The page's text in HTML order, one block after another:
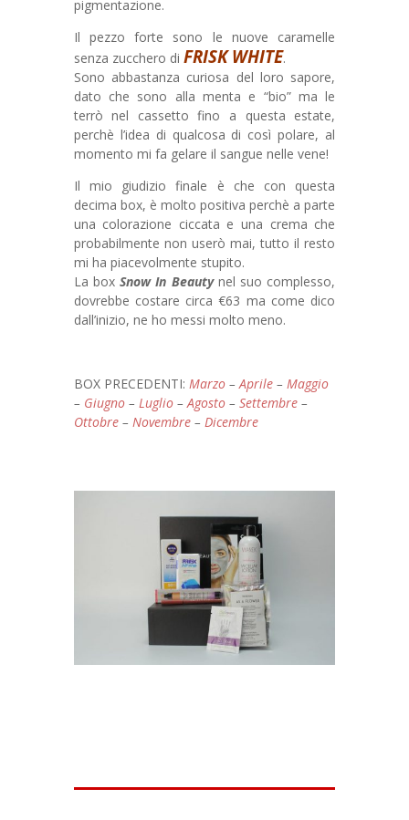
pigmentazione.
Il pezzo forte sono le nuove caramelle
senza zucchero di FRISK WHITE.
Sono abbastanza curiosa del loro sapore,
dato che sono alla menta e “bio” ma le
terrò nel cassetto fino a questa estate,
perchè l’idea di qualcosa di così polare, al
momento mi fa gelare il sangue nelle vene!
Il mio giudizio finale è che con questa
decima box, è molto positiva perchè a parte
una colorazione ciccata e una crema che
probabilmente non userò mai, tutto il resto
mi ha piacevolmente stupito.
La boxSnow In Beautynel suo complesso,
dovrebbe costare circa €63 ma come dico
dall’inizio, ne ho messi molto meno.
BOX PRECEDENTI: Marzo–Aprile– Maggio
– Giugno– Luglio–Agosto– Settembre–
Ottobre– Novembre– Dicembre